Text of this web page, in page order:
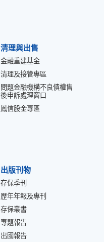
清理與出售
金融重建基金
清理及接管專區
問題金融機構不良債權售
後申訴處理窗口
鳳信股金專區
出版刊物
存保季刊
歷年年報及專刊
存保叢書
專題報告
出國報告